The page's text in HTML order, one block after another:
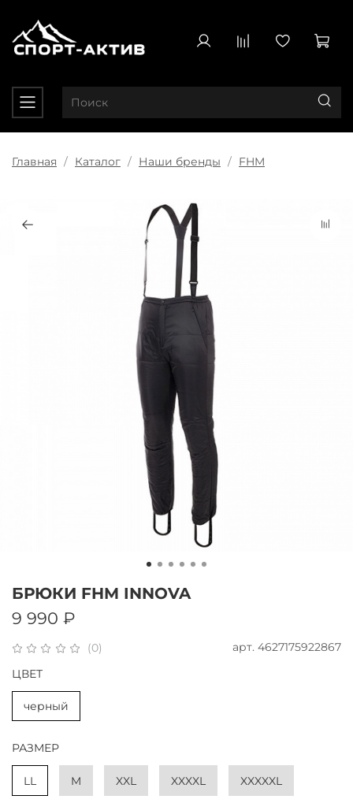
Главная Каталог Наши бренды FHM
(0) арт. 4627175922867
БРЮКИ FHM INNOVA
9 990 ₽
ЦВЕТ
черный
РАЗМЕР
LL M XXL XXXXL XXXXXL